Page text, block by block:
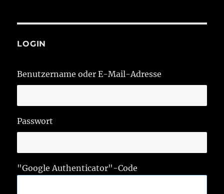
LOGIN
Benutzername oder E-Mail-Adresse
Passwort
"Google Authenticator"-Code